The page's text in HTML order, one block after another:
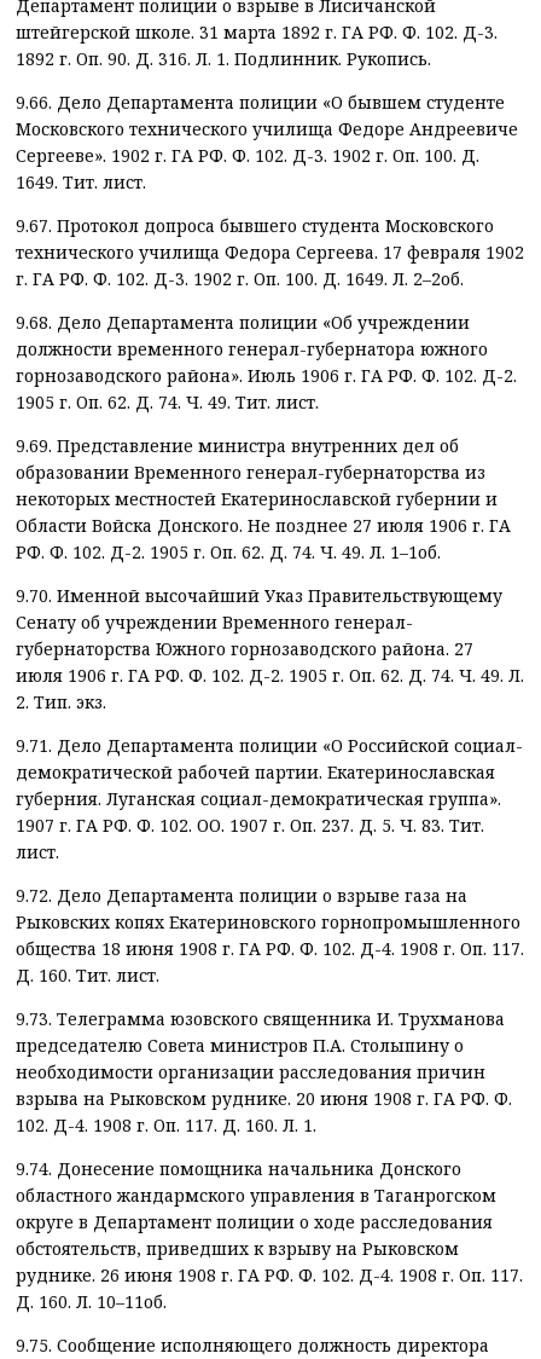
Департамент полиции о взрыве в Лисичанской
штейгерской школе. 31 марта 1892 г. ГА РФ. Ф. 102. Д-3.
1892 г. Оп. 90. Д. 316. Л. 1. Подлинник. Рукопись.
9.66. Дело Департамента полиции «О бывшем студенте
Московского технического училища Федоре Андреевиче
Сергееве». 1902 г. ГА РФ. Ф. 102. Д-3. 1902 г. Оп. 100. Д.
1649. Тит. лист.
9.67. Протокол допроса бывшего студента Московского
технического училища Федора Сергеева. 17 февраля 1902
г. ГА РФ. Ф. 102. Д-3. 1902 г. Оп. 100. Д. 1649. Л. 2–2об.
9.68. Дело Департамента полиции «Об учреждении
должности временного генерал-губернатора южного
горнозаводского района». Июль 1906 г. ГА РФ. Ф. 102. Д-2.
1905 г. Оп. 62. Д. 74. Ч. 49. Тит. лист.
9.69. Представление министра внутренних дел об
образовании Временного генерал-губернаторства из
некоторых местностей Екатеринославской губернии и
Области Войска Донского. Не позднее 27 июля 1906 г. ГА
РФ. Ф. 102. Д-2. 1905 г. Оп. 62. Д. 74. Ч. 49. Л. 1–1об.
9.70. Именной высочайший Указ Правительствующему
Сенату об учреждении Временного генерал-
губернаторства Южного горнозаводского района. 27
июля 1906 г. ГА РФ. Ф. 102. Д-2. 1905 г. Оп. 62. Д. 74. Ч. 49. Л.
2. Тип. экз.
9.71. Дело Департамента полиции «О Российской социал-
демократической рабочей партии. Екатеринославская
губерния. Луганская социал-демократическая группа».
1907 г. ГА РФ. Ф. 102. ОО. 1907 г. Оп. 237. Д. 5. Ч. 83. Тит.
лист.
9.72. Дело Департамента полиции о взрыве газа на
Рыковских копях Екатериновского горнопромышленного
общества 18 июня 1908 г. ГА РФ. Ф. 102. Д-4. 1908 г. Оп. 117.
Д. 160. Тит. лист.
9.73. Телеграмма юзовского священника И. Трухманова
председателю Совета министров П.А. Столыпину о
необходимости организации расследования причин
взрыва на Рыковском руднике. 20 июня 1908 г. ГА РФ. Ф.
102. Д-4. 1908 г. Оп. 117. Д. 160. Л. 1.
9.74. Донесение помощника начальника Донского
областного жандармского управления в Таганрогском
округе в Департамент полиции о ходе расследования
обстоятельств, приведших к взрыву на Рыковском
руднике. 26 июня 1908 г. ГА РФ. Ф. 102. Д-4. 1908 г. Оп. 117.
Д. 160. Л. 10–11об.
9.75. Сообщение исполняющего должность директора